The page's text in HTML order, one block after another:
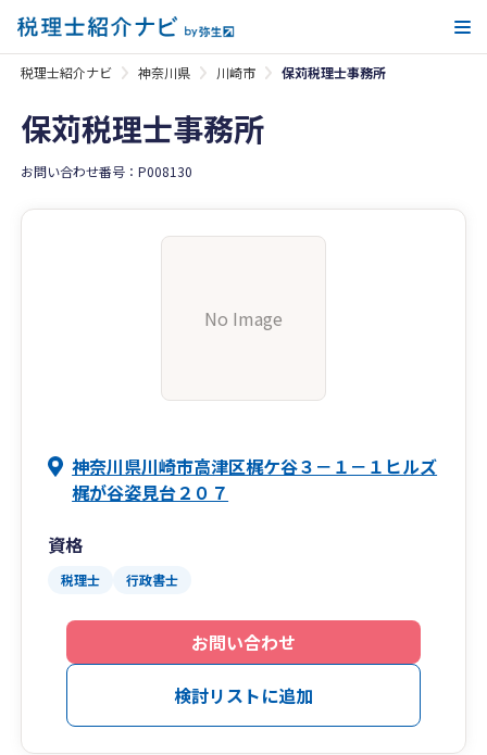
税理士紹介ナビ 神奈川県 川崎市 保苅税理士事務所
保苅税理士事務所
お問い合わせ番号：P008130
No Image
神奈川県川崎市高津区梶ケ谷３－１－１ヒルズ
梶が谷姿見台２０７
資格
税理士 行政書士
お問い合わせ
検討リストに追加